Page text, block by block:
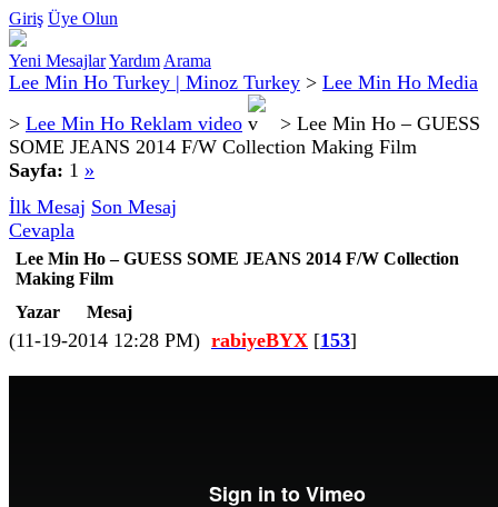
Giriş Üye Olun
Yeni MesajlarYardım Arama
Lee Min Ho Turkey | Minoz Turkey > Lee Min Ho Media
> Lee Min Ho Reklam video > Lee Min Ho – GUESS
SOME JEANS 2014 F/W Collection Making Film
Sayfa: 1 »
İlk Mesaj Son Mesaj
Cevapla
Lee Min Ho – GUESS SOME JEANS 2014 F/W Collection
Making Film
Yazar
Mesaj
(11-19-2014 12:28 PM) rabiyeBYX [153]